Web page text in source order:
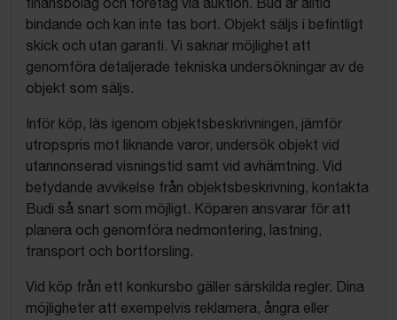
bindande och kan inte tas bort. Objekt säljs i befintligt
skick och utan garanti. Vi saknar möjlighet att
genomföra detaljerade tekniska undersökningar av de
objekt som säljs.
Inför köp, läs igenom objektsbeskrivningen, jämför
utropspris mot liknande varor, undersök objekt vid
utannonserad visningstid samt vid avhämtning. Vid
betydande avvikelse från objektsbeskrivning, kontakta
Budi så snart som möjligt. Köparen ansvarar för att
planera och genomföra nedmontering, lastning,
transport och bortforsling.
Vid köp från ett konkursbo gäller särskilda regler. Dina
möjligheter att exempelvis reklamera, ångra eller